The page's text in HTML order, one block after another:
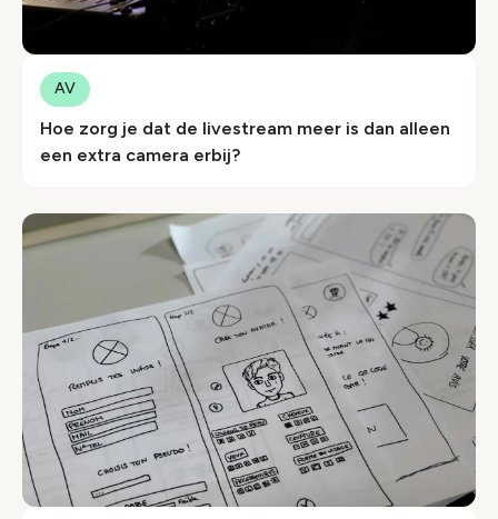
Hoe zorg je dat de livestream meer is dan alleen
een extra camera erbij?
AV